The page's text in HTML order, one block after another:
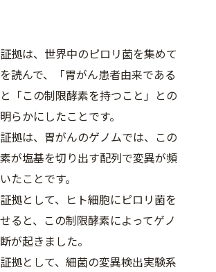
拠は、世界中のピロリ菌を集めて
読んで、「胃がん患者由来である
「この制限酵素を持つこと」との
らかにしたことです。
拠は、胃がんのゲノムでは、この
が塩基を切り出す配列で変異が頻
たことです。
拠として、ヒト細胞にピロリ菌を
ると、この制限酵素によってゲノ
が起きました。
拠として、細菌の変異検出実験系